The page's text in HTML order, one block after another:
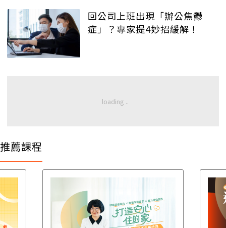
回公司上班出現「辦公焦鬱
症」？專家提4妙招緩解！
推薦課程